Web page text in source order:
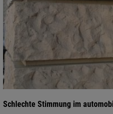
Schlechte Stimmung im